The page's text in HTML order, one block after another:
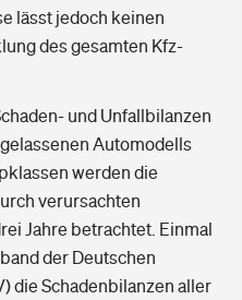
lässt jedoch keinen
des gesamten Kfz-
und Unfallbilanzen
Automodells
werden die
verursachten
Jahre betrachtet. Einmal
der Deutschen
die Schadenbilanzen aller